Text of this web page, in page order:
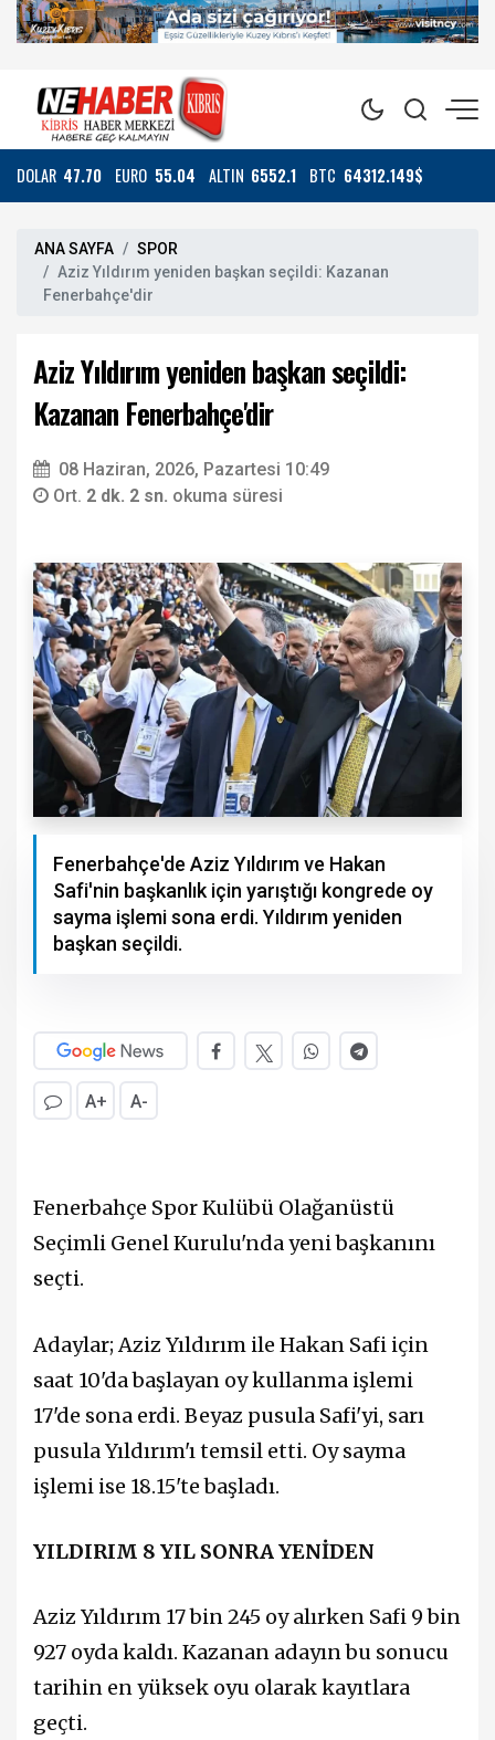
DOLAR 47.70 EURO 55.04 ALTIN 6552.1 BTC 64312.149$
ANA SAYFA
SPOR
Aziz Yıldırım yeniden başkan seçildi: Kazanan
Fenerbahçe'dir
Aziz Yıldırım yeniden başkan seçildi:
Kazanan Fenerbahçe'dir
08 Haziran, 2026, Pazartesi 10:49
Ort. 2 dk. 2 sn. okuma süresi
Fenerbahçe'de Aziz Yıldırım ve Hakan
Safi'nin başkanlık için yarıştığı kongrede oy
sayma işlemi sona erdi. Yıldırım yeniden
başkan seçildi.
A+ A-
Fenerbahçe Spor Kulübü Olağanüstü
Seçimli Genel Kurulu'nda yeni başkanını
seçti.
Adaylar; Aziz Yıldırım ile Hakan Safi için
saat 10'da başlayan oy kullanma işlemi
17'de sona erdi. Beyaz pusula Safi'yi, sarı
pusula Yıldırım'ı temsil etti. Oy sayma
işlemi ise 18.15'te başladı.
YILDIRIM 8 YIL SONRA YENİDEN
Aziz Yıldırım 17 bin 245 oy alırken Safi 9 bin
927 oyda kaldı. Kazanan adayın bu sonucu
tarihin en yüksek oyu olarak kayıtlara
geçti.